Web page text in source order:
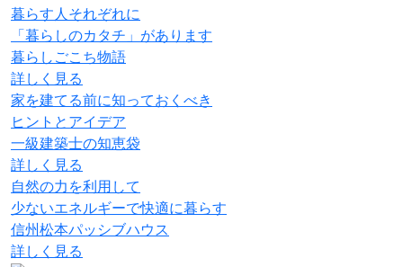
暮らす人それぞれに
「暮らしのカタチ」があります
暮らしごこち物語
詳しく見る
家を建てる前に知っておくべき
ヒントとアイデア
一級建築士の知恵袋
詳しく見る
自然の力を利用して
少ないエネルギーで快適に暮らす
信州松本パッシブハウス
詳しく見る